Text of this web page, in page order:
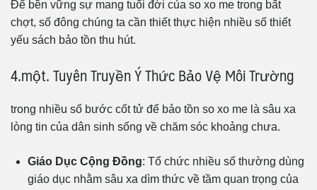
Để bền vững sự mang tuổi đời của so xo me trong bất
chợt, số đông chúng ta cần thiết thực hiện nhiều số thiết
yếu sách bảo tồn thu hút.
4.một. Tuyên Truyền Ý Thức Bảo Vệ Môi Trường
trong nhiều số bước cốt tử để bảo tồn so xo me là sâu xa
lòng tin của dân sinh sống về chăm sóc khoảng chưa.
Giáo Dục Cộng Đồng: Tổ chức nhiều số thường dùng
giáo dục nhằm sâu xa dìm thức về tầm quan trọng của